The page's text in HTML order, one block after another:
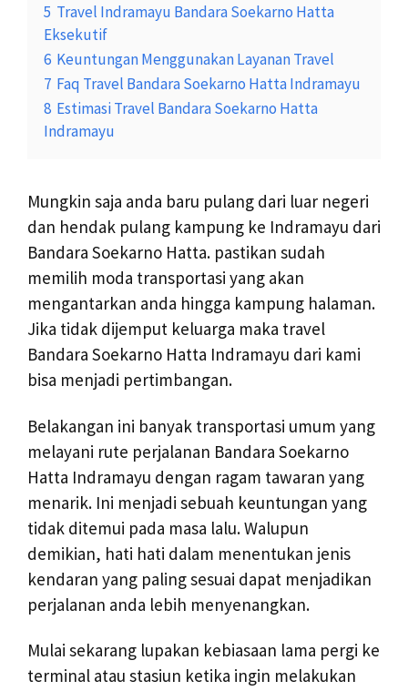
5 Travel Indramayu Bandara Soekarno Hatta
Eksekutif
6 Keuntungan Menggunakan Layanan Travel
7 Faq Travel Bandara Soekarno Hatta Indramayu
8 Estimasi Travel Bandara Soekarno Hatta
Indramayu
Mungkin saja anda baru pulang dari luar negeri
dan hendak pulang kampung ke Indramayu dari
Bandara Soekarno Hatta. pastikan sudah
memilih moda transportasi yang akan
mengantarkan anda hingga kampung halaman.
Jika tidak dijemput keluarga maka travel
Bandara Soekarno Hatta Indramayu dari kami
bisa menjadi pertimbangan.
Belakangan ini banyak transportasi umum yang
melayani rute perjalanan Bandara Soekarno
Hatta Indramayu dengan ragam tawaran yang
menarik. Ini menjadi sebuah keuntungan yang
tidak ditemui pada masa lalu. Walupun
demikian, hati hati dalam menentukan jenis
kendaran yang paling sesuai dapat menjadikan
perjalanan anda lebih menyenangkan.
Mulai sekarang lupakan kebiasaan lama pergi ke
terminal atau stasiun ketika ingin melakukan